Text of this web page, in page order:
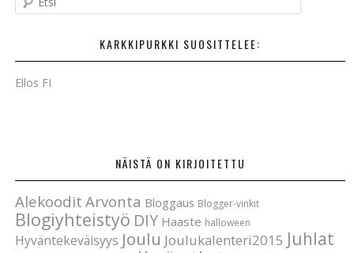
t
KARKKIPURKKI SUOSITTELEE:
Ellos FI
NÄISTÄ ON KIRJOITETTU
Alekoodit Arvonta Bloggaus Blogger-vinkit
Blogiyhteistyö DIY Haaste halloween
Hyväntekeväisyys Joulu Joulukalenteri2015 Juhlat